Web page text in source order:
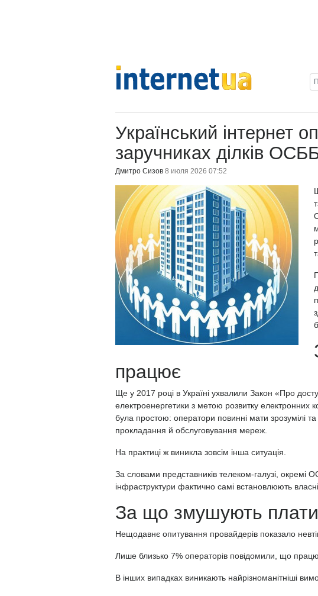
Український інтернет
заручниках ділків
Дмитро Сизов 8 июля 2026 07:52
працює
Ще у 2017 році в Україні ухвалили Закон «Про
електроенергетики з метою розвитку електронних
була простою: оператори повинні мати зрозумілі
прокладання й обслуговування мереж.
На практиці ж виникла зовсім інша ситуація.
За словами представників телеком-галузі, окремі
інфраструктури фактично самі встановлюють
За що змушують
Нещодавнє опитування провайдерів показало
Лише близько 7% операторів повідомили, що
В інших випадках виникають найрізноманітніші